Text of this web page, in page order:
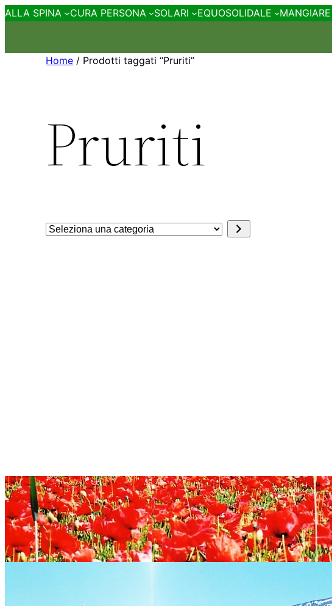
ALLA SPINA CURA PERSONA SOLARI EQUOSOLIDALE
Home / Prodotti taggati “Pruriti”
Pruriti
Seleziona